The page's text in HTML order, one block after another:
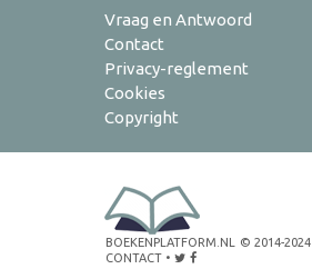
Vraag en Antwoord
Contact
Privacy-reglement
Cookies
Copyright
BOEKENPLATFORM.NL © 2014-2024
CONTACT •